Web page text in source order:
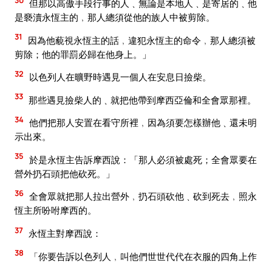
但那以高傲手段行事的人﹑無論是本地人﹑是寄居的﹑他
是褻瀆永恆主的﹐那人總須從他的族人中被剪除。
31
因為他藐視永恆主的話﹐違犯永恆主的命令﹐那人總須被
剪除；他的罪罰必歸在他身上。」
32 以色列人在曠野時遇見一個人在安息日撿柴。
33 那些遇見撿柴人的﹑就把他帶到摩西亞倫和全會眾那裡。
34 他們把那人安置在看守所裡﹐因為須要怎樣辦他﹑還未明
示出來。
35 於是永恆主告訴摩西說：「那人必須被處死；全會眾要在
營外扔石頭把他砍死。」
36 全會眾就把那人拉出營外﹐扔石頭砍他﹑砍到死去﹐照永
恆主所吩咐摩西的。
37 永恆主對摩西說：
38
「你要告訴以色列人﹐叫他們世世代代在衣服的四角上作